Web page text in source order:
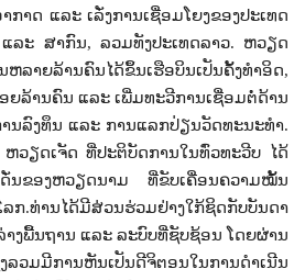
ກາດ ແລະ ເລັ່ງການເຊື່ອມໂຍງຂອງປະເທດ
ແລະ ສາກົນ, ລວມທັງປະເທດລາວ. ຫວຽດ
ຫລາຍລ້ານຄົນໄດ້ຂຶ້ນເຮືອບິນເປັນຄັ້ງທຳອິດ,
ລ້ານຄົນ ແລະ ເພີ່ມທະວີການເຊື່ອມຕໍ່ດ້ານ
ນລົງທຶນ ແລະ ການແລກປ່ຽນວັດທະນະທຳ.
ຫວຽດເຈັດ ທີ່ປະຕິບັດການໃນທົ່ວທະວີບ ໄດ້
ດັ່ນຂອງຫວຽດນາມ ທີ່ຂັບເຄື່ອນຄວາມໝັ້ນ
ກ.ທ່ານໄດ້ມີສ່ວນຮ່ວມຢ່າງໃກ້ຊິດກັບບັນດາ
າງພື້ນຖານ ແລະ ລະບົບທີ່ຊັບຊ້ອນ ໂດຍຜ່ານ
ລວມມີການຫັນເປັນດີຈິຕອນໃນການດຳເນີນ